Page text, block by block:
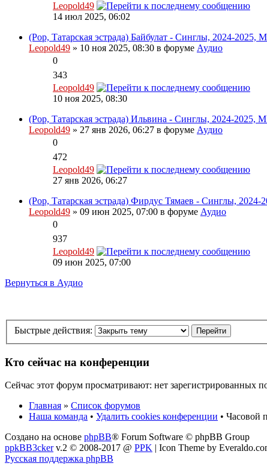
Leopold49
14 июл 2025, 06:02
(Pop, Татарская эстрада) Байбулат - Синглы, 2024-2025,
Leopold49 » 10 ноя 2025, 08:30 в форуме Аудио
0
343
Leopold49
10 ноя 2025, 08:30
(Pop, Татарская эстрада) Ильвина - Синглы, 2024-2025,
Leopold49 » 27 янв 2026, 06:27 в форуме Аудио
0
472
Leopold49
27 янв 2026, 06:27
(Pop, Татарская эстрада) Фирдус Тямаев - Синглы, 2024-
Leopold49 » 09 июн 2025, 07:00 в форуме Аудио
0
937
Leopold49
09 июн 2025, 07:00
Вернуться в Аудио
Быстрые действия:
Кто сейчас на конференции
Сейчас этот форум просматривают: нет зарегистрированных
Главная » Список форумов
Наша команда • Удалить cookies конференции • Часовой
Создано на основе phpBB® Forum Software © phpBB Group
ppkBB3ckerv.2 © 2008-2017 @ PPK | Icon Theme by
Русская поддержка phpBB